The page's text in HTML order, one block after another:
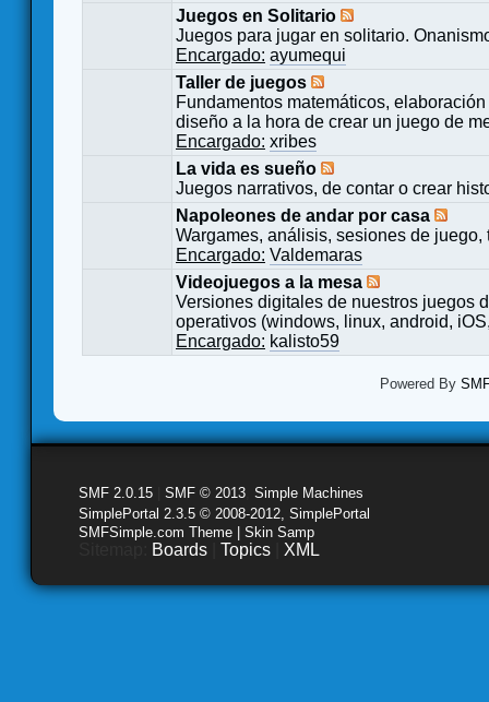
Juegos en Solitario
Juegos para jugar en solitario.
Encargado: ayumequi
Taller de juegos
Fundamentos matemáticos,
diseño a la hora de crear un juego de
Encargado: xribes
La vida es sueño
Juegos narrativos, de contar o crear
Napoleones de andar por casa
Wargames, análisis, sesiones de
Encargado: Valdemaras
Videojuegos a la mesa
Versiones digitales de nuestros juegos
operativos (windows, linux, android,
Encargado: kalisto59
Powered By
SMF 2.0.15 SMF © 2013 Simple Machines
SimplePortal 2.3.5 © 2008-2012, SimplePortal
SMFSimple.com Theme | Skin Samp
Boards Topics XML